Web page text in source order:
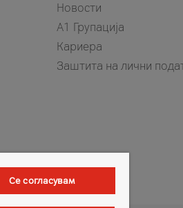
Новости
А1 Групација
Кариера
Заштита на лични
Се согласувам